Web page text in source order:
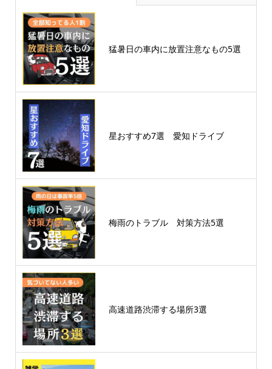
猛暑日の車内に放置注意なもの5選
星おすすめ7選 愛知ドライブ
梅雨のトラブル 対策方法5選
高速道路渋滞する場所3選